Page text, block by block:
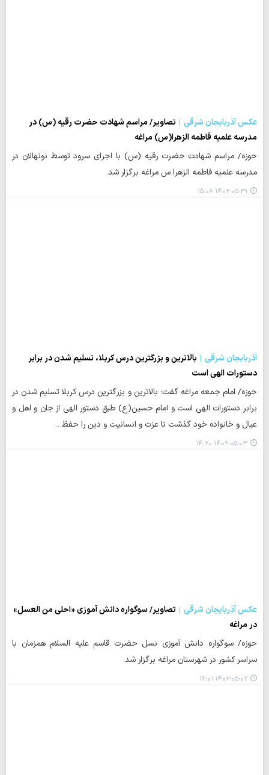
عکس آذربایجان شرقی
تصاویر/ مراسم شهادت حضرت رقیه (س) در
مدرسه علمیه فاطمه الزهرا(س) مراغه
حوزه/ مراسم شهادت حضرت رقیه (س) با اجرای سرود توسط نونهالان در
مدرسه علمیه فاطمه الزهرا س مراغه برگزار شد.
۱۴۰۲-۰۵-۳۱ ۱۵:۰۸
آذربایجان شرقی
بالاترین و بزرگترین درس کربلا، تسلیم شدن در برابر
دستورات الهی است
حوزه/ امام جمعه مراغه گفت: بالاترین و بزرگترین درس کربلا تسلیم شدن در
برابر دستورات الهی است و امام حسین(ع) طبق دستور الهی از جان و اهل و
عیال و خانواده خود گذشت تا عزت و انسانیت و دین را حفظ…
۱۴۰۲-۰۵-۰۳ ۱۴:۲۰
عکس آذربایجان شرقی
تصاویر/ سوگواره دانش آموزی «احلی من العسل»
در مراغه
حوزه/ سوگواره دانش آموزی نسل حضرت قاسم علیه السلام همزمان با
سراسر کشور در شهرستان مراغه برگزار شد.
۱۴۰۲-۰۵-۰۲ ۱۶:۰۱